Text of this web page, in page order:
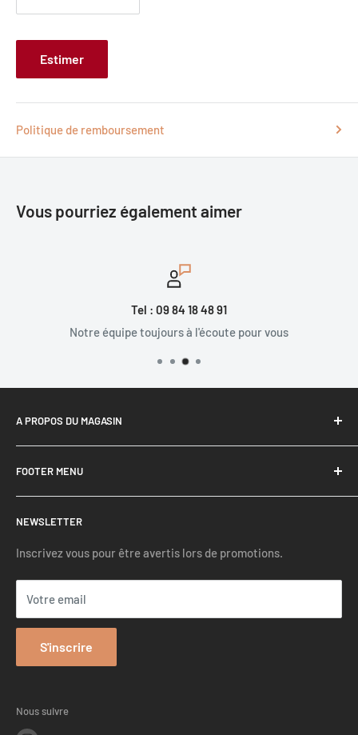
Estimer
Politique de remboursement
Vous pourriez également aimer
Tel : 09 84 18 48 91
Notre équipe toujours à l'écoute pour vous
A PROPOS DU MAGASIN
depuis 2015.
FOOTER MENU
Recherche
Mentions légales
Conditions générales de ventes
Politique de confidentialité
Contact
NEWSLETTER
Inscrivez vous pour être avertis lors de promotions.
Votre email
S'inscrire
Nous suivre